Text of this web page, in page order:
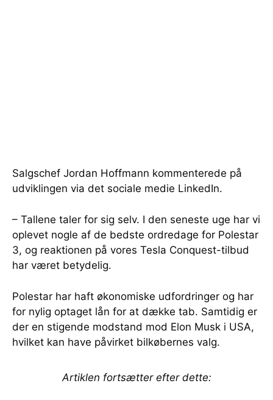
Salgschef Jordan Hoffmann kommenterede på
udviklingen via det sociale medie LinkedIn.
– Tallene taler for sig selv. I den seneste uge har vi
oplevet nogle af de bedste ordredage for Polestar
3, og reaktionen på vores Tesla Conquest-tilbud
har været betydelig.
Polestar har haft økonomiske udfordringer og har
for nylig optaget lån for at dække tab. Samtidig er
der en stigende modstand mod Elon Musk i USA,
hvilket kan have påvirket bilkøbernes valg.
Artiklen fortsætter efter dette: